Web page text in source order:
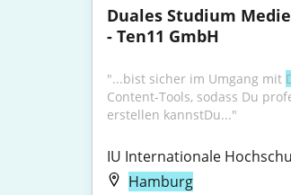
Duales Studium
- Ten11 GmbH
"...bist sicher im Umgang mit
Content-Tools, sodass Du
erstellen kannstDu..."
IU Internationale
Hamburg